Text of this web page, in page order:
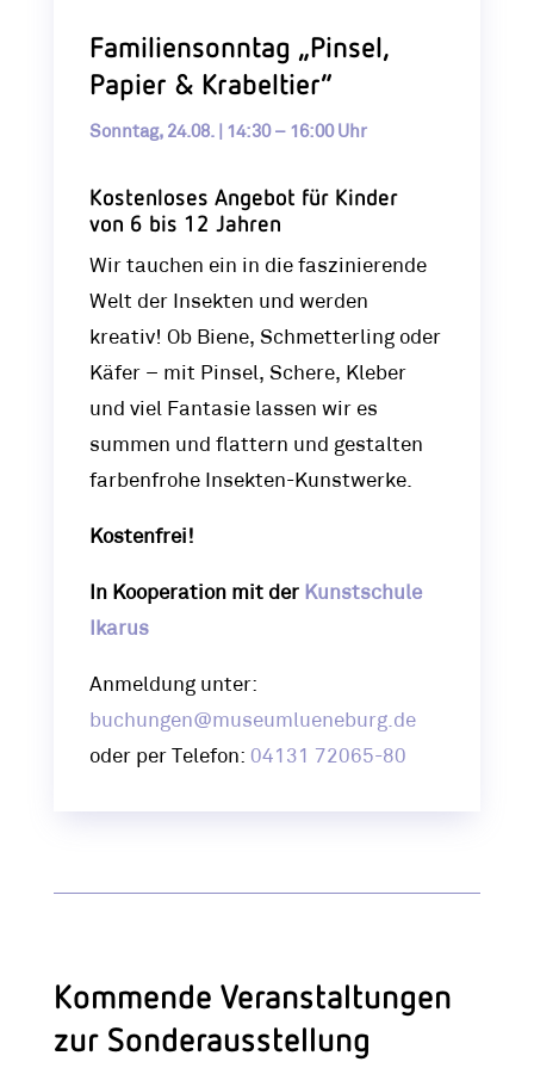
Familiensonntag „Pinsel,
Papier & Krabeltier“
Sonntag, 24.08. | 14:30 – 16:00 Uhr
Kostenloses Angebot für Kinder
von 6 bis 12 Jahren
Wir tauchen ein in die faszinierende
Welt der Insekten und werden
kreativ! Ob Biene, Schmetterling oder
Käfer – mit Pinsel, Schere, Kleber
und viel Fantasie lassen wir es
summen und flattern und gestalten
farbenfrohe Insekten-Kunstwerke.
Kostenfrei!
In Kooperation mit der Kunstschule
Ikarus
Anmeldung unter:
buchungen@museumlueneburg.de
oder per Telefon: 04131 72065-80
Kommende Veranstaltungen
zur Sonderausstellung